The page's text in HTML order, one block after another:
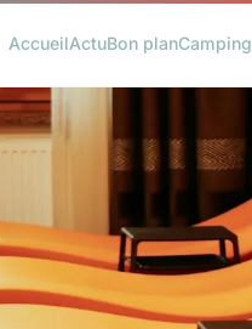
AccueilActuBon planCamping